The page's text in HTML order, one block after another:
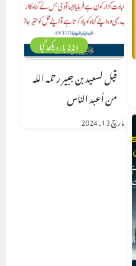
221 بار دیکھا گیا
قيل لسعيد بن جبير رحمه الله
من أعبد الناس
مارچ 13, 2024